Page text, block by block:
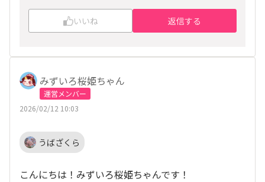
いいね 返信する
みずいろ桜姫ちゃん
運営メンバー
2026/02/12 10:03
うばざくら
こんにちは！みずいろ桜姫ちゃんです！